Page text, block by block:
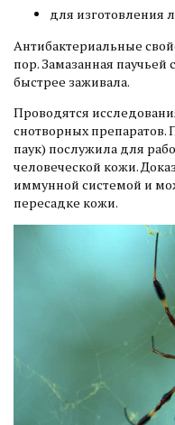
для изготовления
Антибактериальные
пор. Замазанная паучьей
быстрее заживала.
Проводятся
снотворных препаратов.
паук) послужила для
человеческой кожи.
иммунной системой и
пересадке кожи.